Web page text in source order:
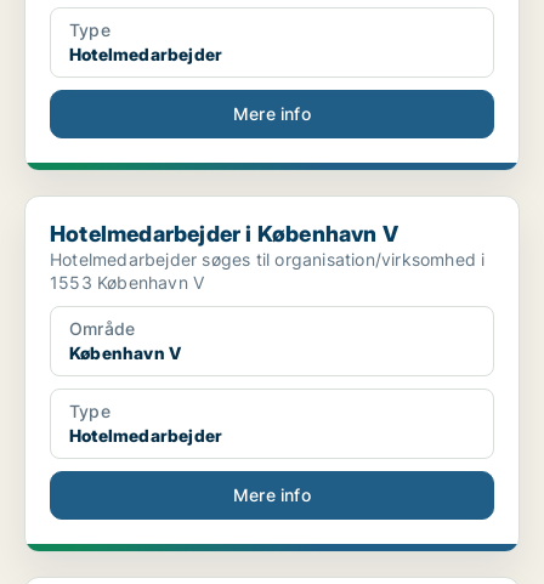
Type
Hotelmedarbejder
Mere info
Hotelmedarbejder i København V
Hotelmedarbejder i København V
Hotelmedarbejder søges til organisation/virksomhed i
1553 København V
Område
København V
Type
Hotelmedarbejder
Mere info